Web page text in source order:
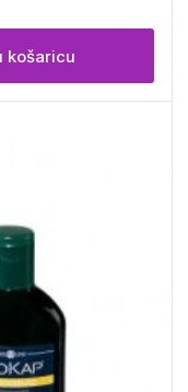
košaricu